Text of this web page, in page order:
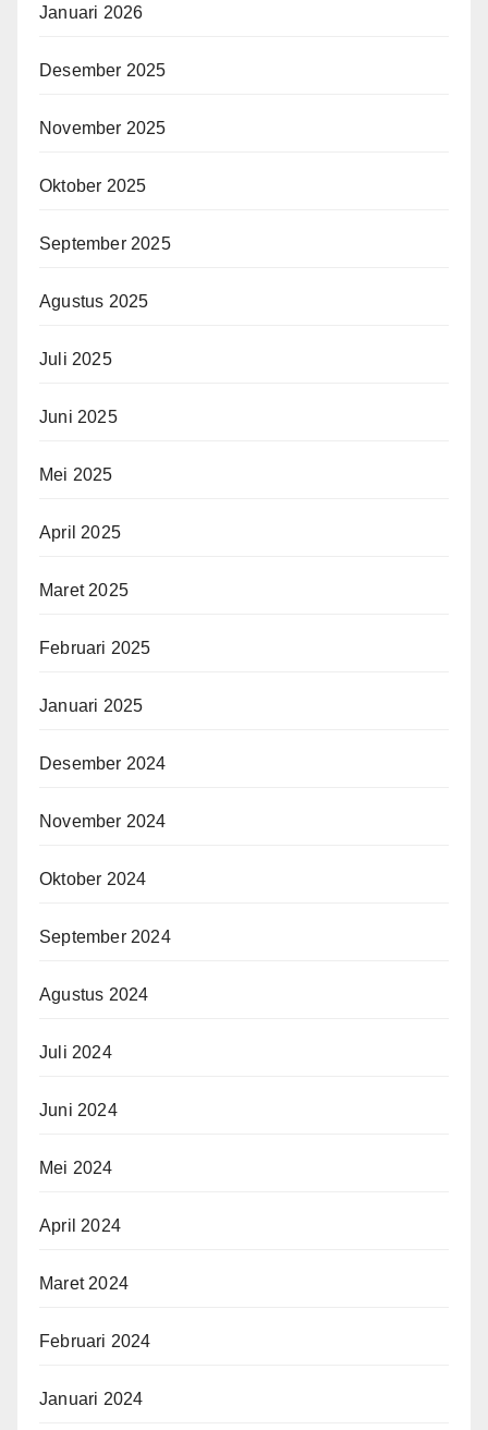
Januari 2026
Desember 2025
November 2025
Oktober 2025
September 2025
Agustus 2025
Juli 2025
Juni 2025
Mei 2025
April 2025
Maret 2025
Februari 2025
Januari 2025
Desember 2024
November 2024
Oktober 2024
September 2024
Agustus 2024
Juli 2024
Juni 2024
Mei 2024
April 2024
Maret 2024
Februari 2024
Januari 2024